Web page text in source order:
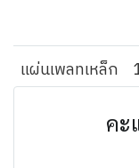
แผ่นเพลทเหล็ก
คะ